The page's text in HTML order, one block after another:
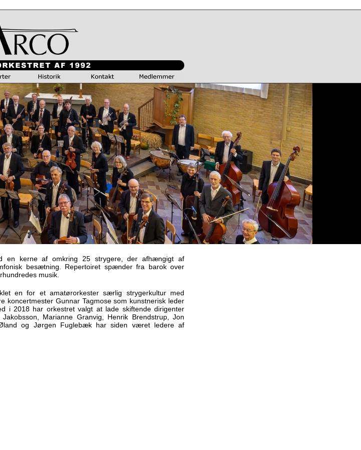
en kerne af omkring 25 strygere, der afhængigt af
besætning. Repertoiret spænder fra barok over
musik.
en for et amatørorkester særlig strygerkultur med
koncertmester Gunnar Tagmose som kunstnerisk leder
i 2018 har orkestret valgt at lade skiftende dirigenter
Marianne Granvig, Henrik Brendstrup, Jon
og Jørgen Fuglebæk har siden været ledere af